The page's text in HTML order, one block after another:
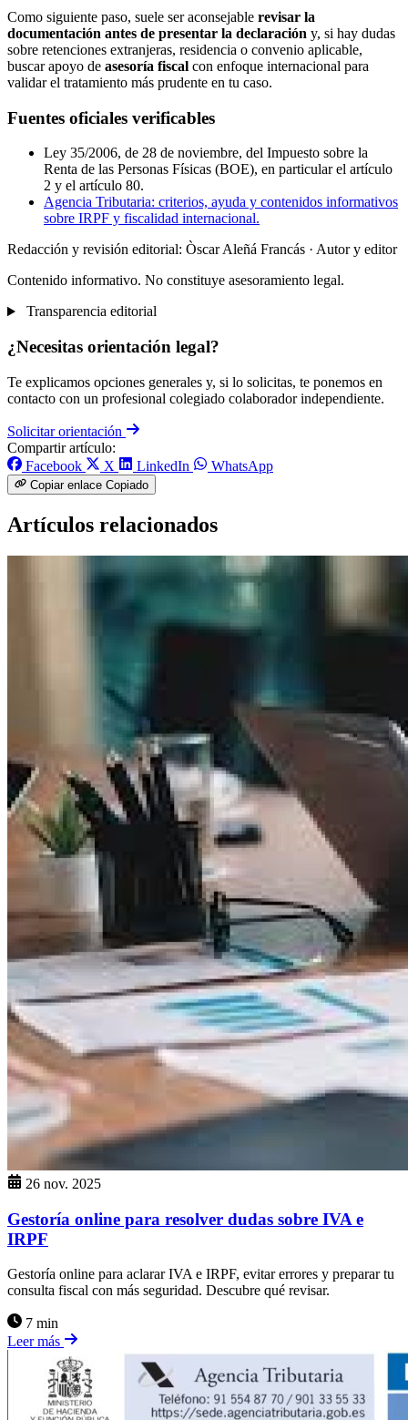
Como siguiente paso, suele ser aconsejable revisar la
documentación antes de presentar la declaración y, si hay dudas
sobre retenciones extranjeras, residencia o convenio aplicable,
buscar apoyo de asesoría fiscal con enfoque internacional para
validar el tratamiento más prudente en tu caso.
Fuentes oficiales verificables
Ley 35/2006, de 28 de noviembre, del Impuesto sobre la
Renta de las Personas Físicas (BOE), en particular el artículo
2 y el artículo 80.
Agencia Tributaria: criterios, ayuda y contenidos informativos
sobre IRPF y fiscalidad internacional.
Redacción y revisión editorial: Òscar Aleñá Francás · Autor y editor
Contenido informativo. No constituye asesoramiento legal.
Transparencia editorial
¿Necesitas orientación legal?
Te explicamos opciones generales y, si lo solicitas, te ponemos en
contacto con un profesional colegiado colaborador independiente.
Solicitar orientación
Compartir artículo:
Facebook
X LinkedIn WhatsApp
Copiar enlace Copiado
Artículos relacionados
26 nov. 2025
Gestoría online para resolver dudas sobre IVA e
IRPF
Gestoría online para aclarar IVA e IRPF, evitar errores y preparar tu
consulta fiscal con más seguridad. Descubre qué revisar.
7 min
Leer más